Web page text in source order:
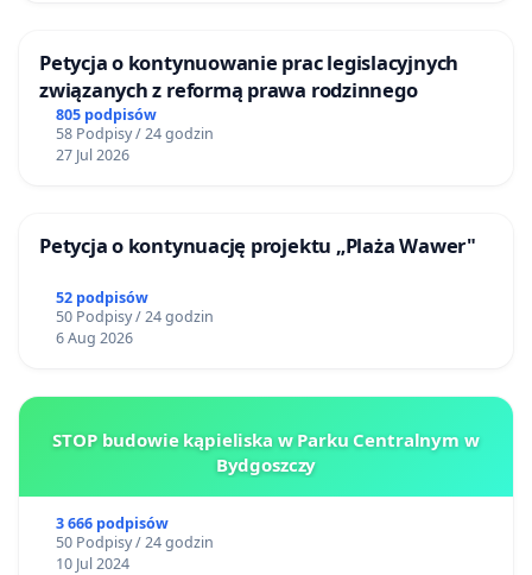
Petycja o kontynuowanie prac legislacyjnych
związanych z reformą prawa rodzinnego
805 podpisów
58 Podpisy / 24 godzin
27 Jul 2026
Petycja o kontynuację projektu „Plaża Wawer"
52 podpisów
50 Podpisy / 24 godzin
6 Aug 2026
STOP budowie kąpieliska w Parku Centralnym w
Bydgoszczy
3 666 podpisów
50 Podpisy / 24 godzin
10 Jul 2024